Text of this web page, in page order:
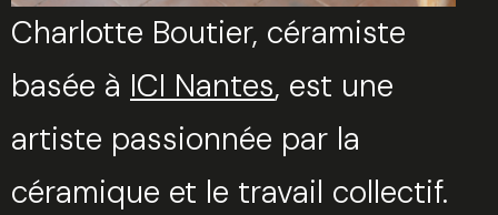
Charlotte Boutier, céramiste
basée à ICI Nantes, est une
artiste passionnée par la
céramique et le travail collectif.